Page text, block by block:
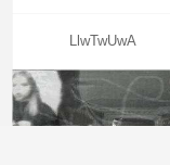
LlwTwUwA